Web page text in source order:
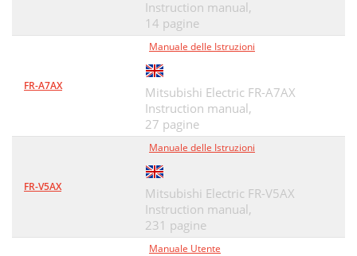
Instruction manual,
14 pagine
FR-A7AX
Manuale delle Istruzioni
Mitsubishi Electric FR-A7AX
Instruction manual,
27 pagine
FR-V5AX
Manuale delle Istruzioni
Mitsubishi Electric FR-V5AX
Instruction manual,
231 pagine
Manuale Utente